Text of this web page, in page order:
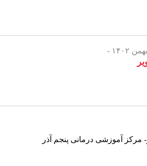
مرکز آموزشی درمانی پنجم آذر